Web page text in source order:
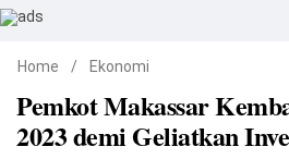
Home / Ekonomi
Pemkot Makassar
2023 demi Geliatkan